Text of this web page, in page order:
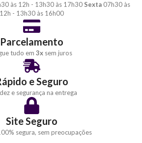
às 12h - 13h30 às 17h30 Sexta 07h30 às
12h - 13h30 às 16h00
Parcelamento
tudo em3x sem juros
e Seguro
e segurança na entrega
Site Seguro
segura, sem preocupações